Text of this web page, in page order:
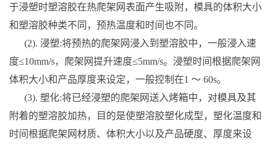
于浸塑时塑溶胶在热爬架网表面产生吸附，模具的体积大小
和塑溶胶种类不同，预热温度和时间也不同。
(2). 浸塑:将预热的爬架网浸入到塑溶胶中，一般浸入速
度≤10mm/s，爬架网提升速度≤5mm/s。浸塑时间根据爬架网
体积大小和产品厚度来设定，一般控制在1 ～ 60s。
(3). 塑化:将已经浸塑的爬架网送入烤箱中，对模具及其
附着的塑溶胶加热，目的是使塑溶胶塑化成型，塑化温度和
时间根据爬架网材质、体积大小以及产品硬度、厚度来设